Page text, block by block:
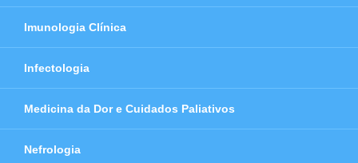
Imunologia Clínica
Infectologia
Medicina da Dor e Cuidados Paliativos
Nefrologia